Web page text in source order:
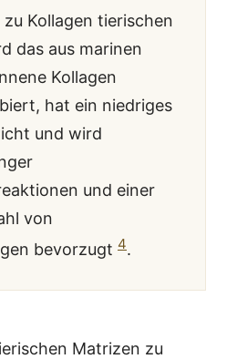
Kollagen tierischen
das aus marinen
Kollagen
hat ein niedriges
und wird
und einer
von
bevorzugt 4.
Matrizen zu